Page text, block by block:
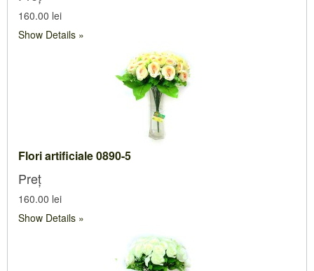
160.00 lei
Show Details
Flori artificiale 0890-5
Preț
160.00 lei
Show Details